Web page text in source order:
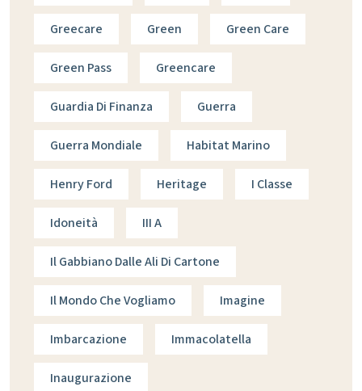
Greecare Green Green Care
Green Pass Greencare
Guardia Di Finanza Guerra
Guerra Mondiale Habitat Marino
Henry Ford Heritage I Classe
Idoneità III A
Il Gabbiano Dalle Ali Di Cartone
Il Mondo Che Vogliamo Imagine
Imbarcazione Immacolatella
Inaugurazione